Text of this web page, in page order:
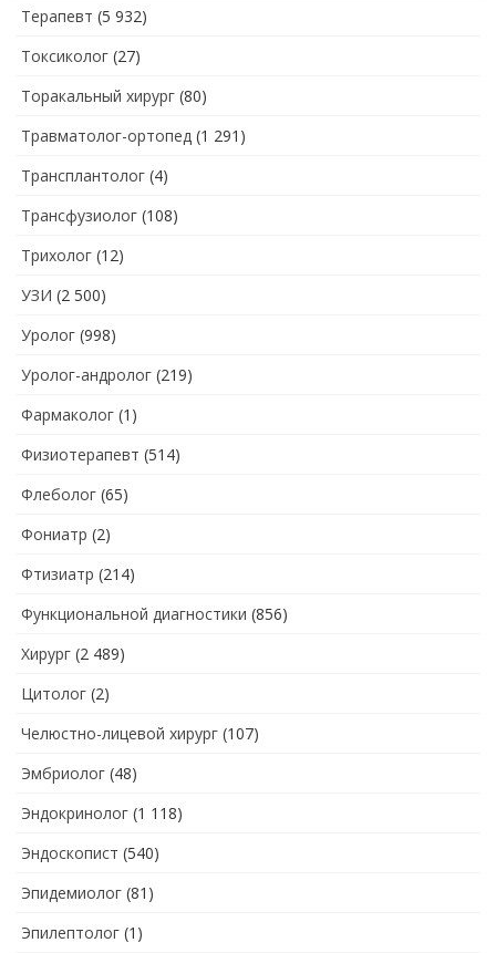
Терапевт (5 932)
Токсиколог (27)
Торакальный хирург (80)
Травматолог-ортопед (1 291)
Трансплантолог (4)
Трансфузиолог (108)
Трихолог (12)
УЗИ (2 500)
Уролог (998)
Уролог-андролог (219)
Фармаколог (1)
Физиотерапевт (514)
Флеболог (65)
Фониатр (2)
Фтизиатр (214)
Функциональной диагностики (856)
Хирург (2 489)
Цитолог (2)
Челюстно-лицевой хирург (107)
Эмбриолог (48)
Эндокринолог (1 118)
Эндоскопист (540)
Эпидемиолог (81)
Эпилептолог (1)